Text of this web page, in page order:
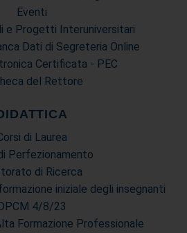
Eventi
e Progetti Interuniversitari
Dati di Segreteria Online
Certificata - PEC
del Rettore
di Laurea
Perfezionamento
di Ricerca
iniziale degli insegnanti
4/8/23
Formazione Professionale